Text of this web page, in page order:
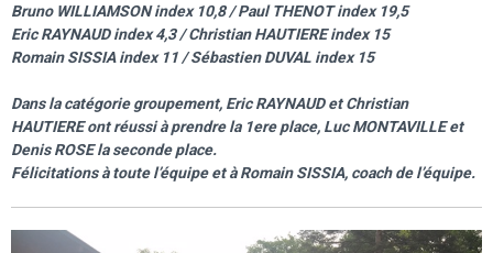
Bruno WILLIAMSON index 10,8 / Paul THENOT index 19,5
Eric RAYNAUD index 4,3 / Christian HAUTIERE index 15
Romain SISSIA index 11 / Sébastien DUVAL index 15
Dans la catégorie groupement, Eric RAYNAUD et Christian
HAUTIERE ont réussi à prendre la 1ere place, Luc MONTAVILLE et
Denis ROSE la seconde place.
Félicitations à toute l’équipe et à Romain SISSIA, coach de l’équipe.